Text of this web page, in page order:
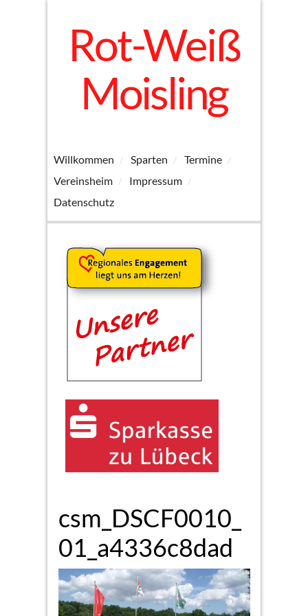
Rot-Weiß
Moisling
Willkommen Sparten
Termine
Vereinsheim
Impressum
Datenschutz
csm_DSCF0010_
01_a4336c8dad